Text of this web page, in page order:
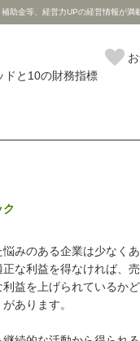
助金等、経営力UPの経営情報が満
ドと10の財務指標
みのある企業は少なく
な利益を得なければ、
益を上げられているか
あります。